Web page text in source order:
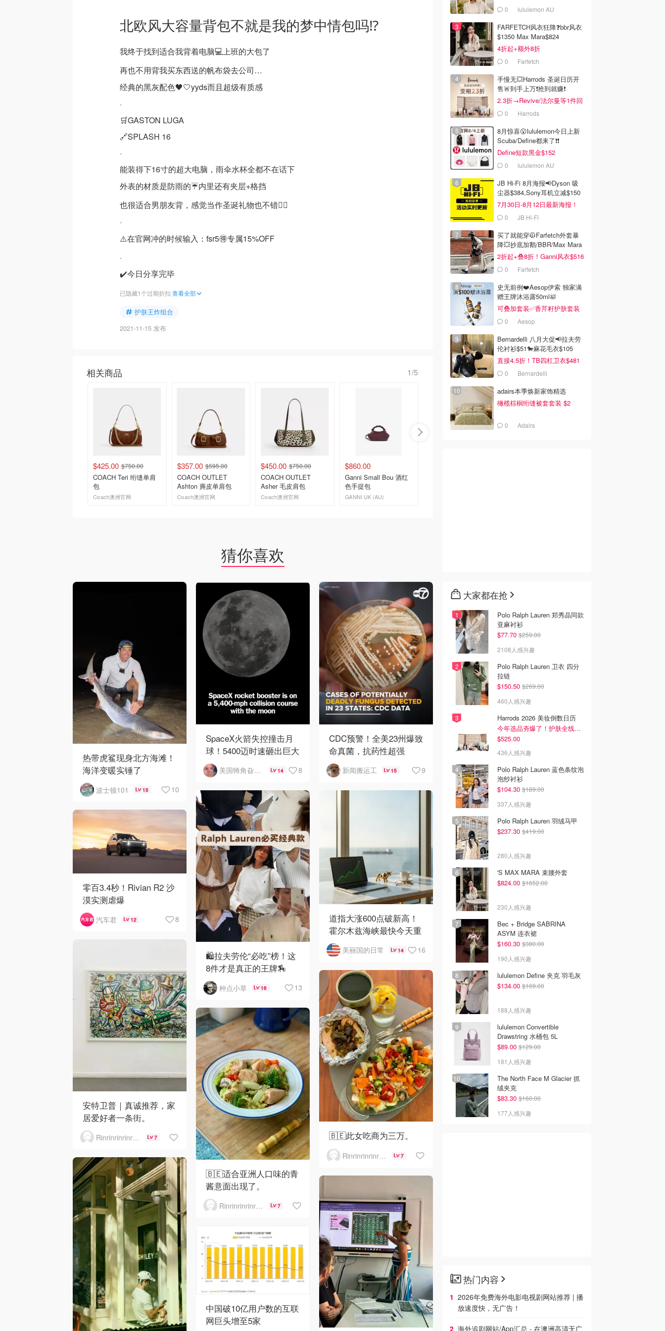
北欧风大容量背包不就是我的梦中情包吗⁉️
我终于找到适合我背着电脑💻上班的大包了
再也不用背我买东西送的帆布袋去公司…
经典的黑灰配色🖤🤍yyds而且超级有质感
·
🛒GASTON LUGA
🔗SPLASH 16
·
能装得下16寸的超大电脑，雨伞水杯全都不在话下
外表的材质是防雨的☔️内里还有夹层+格挡
也很适合男朋友背，感觉当作圣诞礼物也不错👍🏻
·
⚠️在官网冲的时候输入：fsr5🉐️专属15%OFF
·
✔️今日分享完毕
已隐藏1个过期折扣 查看全部
护肤王炸组合
2021-11-15 发布
相关商品 1/5
$425.00 $750.00
COACH Teri 绗缝单肩
包
Coach澳洲官网
$357.00 $595.00
COACH OUTLET
Ashton 麂皮单肩包
Coach澳洲官网
$450.00 $750.00
COACH OUTLET
Asher 毛皮肩包
Coach澳洲官网
$860.00
Ganni Small Bou 酒红
色手提包
GANNI UK (AU)
猜你喜欢
热带虎鲨现身北方海滩！
海洋变暖实锤了
波士顿101 13 10
SpaceX火箭失控撞击月
球！5400迈时速砸出巨大
陨石坑
美国犄角旮旯新鲜事 14 8
CDC预警！全美23州爆致
命真菌，抗药性超强
新闻搬运工 15 9
🛍️拉夫劳伦“必吃”榜！这
8件才是真正的王牌🏇
种点小草 16 13
道指大涨600点破新高！
霍尔木兹海峡最快今天重
开
美丽国的日常 14 16
零百3.4秒！Rivian R2 沙
漠实测虐爆
汽车君 12 8
安特卫普｜真诚推荐，家
居爱好者一条街。
Rinrinrinrinrinrinrin 7 🇧🇪此女吃商为三万。
Rinrinrinrinrinrinrin 7
🇧🇪适合亚洲人口味的青
酱意面出现了。
Rinrinrinrinrinrinrin 7
中国破10亿用户数的互联
网巨头增至5家
0 lululemon AU
FARFETCH风衣狂降❓bbr风衣
$1350 Max Mara$824
4折起+额外8折
0 Farfetch
手慢无💥Harrods 圣诞日历开
售🚨到手上万❗️抢到就赚❗️
2.3折→Revive/法尔曼等1件回
本！0 Harrods
8月惊喜😮lululemon今日上新
Scuba/Define都来了❗️❗️
Define短款黑金$152
0 lululemon AU
JB Hi-Fi 8月海报📢Dyson 吸
尘器$384,Sony耳机立减$150
7月30日-8月12日最新海报！
0 JB Hi-Fi
买了就能穿🧥Farfetch外套暴
降💥抄底加鹅/BBR/Max Mara
2折起+叠8折！Ganni风衣$516
0 Farfetch
史无前例❤️Aesop伊索 独家满
赠王牌沐浴露50ml🛀
可叠加套装✅香芹籽护肤套装
$1710 Aesop
Bernardelli 八月大促📢拉夫劳
伦衬衫$51🐎麻花毛衣$105
直接4.5折！TB四杠卫衣$481
0 Bernardelli
adairs本季焕新家饰精选
橄榄棕榈绗缝被套套装 $2
0 Adairs
大家都在抢
Polo Ralph Lauren 郑秀晶同款
亚麻衬衫
$77.70 $259.00
2108人感兴趣
Polo Ralph Lauren 卫衣 四分
拉链
$150.50 $269.00
460人感兴趣
Harrods 2026 美妆倒数日历
今年选品夯爆了！护肤全线都很绝
$525.00
436人感兴趣
Polo Ralph Lauren 蓝色条纹泡
泡纱衬衫
$104.30 $189.00
337人感兴趣
Polo Ralph Lauren 羽绒马甲
$237.30 $419.00
280人感兴趣
'S MAX MARA 束腰外套
$824.00 $1652.00
230人感兴趣
Bec + Bridge SABRINA
ASYM 连衣裙
$160.30 $380.00
190人感兴趣
lululemon Define 夹克 羽毛灰
$134.00 $169.00
188人感兴趣
lululemon Convertible
Drawstring 水桶包 5L
$89.00 $129.00
181人感兴趣
The North Face M Glacier 抓
绒夹克
$83.30 $160.00
177人感兴趣
热门内容
2026年免费海外电影电视剧网站推荐 | 播
放速度快，无广告！
海外追剧网站/App汇总 - 在澳洲高清无广